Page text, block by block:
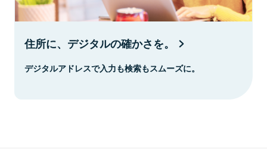
住所に、デジタルの確かさを。
デジタルアドレスで入力も検索もスムーズに。